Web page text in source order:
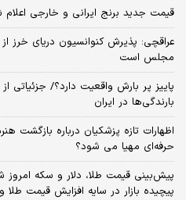
قیمت جدید برنج ایرانی و خارجی
عراقچی: پذیرش کنوانسیون دریای خرز
مجلس است
پاییز پر بارش واقعیت دارد؟/ جزئیاتی از
بارندگی‌ها در ایران
اظهارات تازه پزشکیان درباره بازگشت
حرفه‌ای مهیا می شود؟
پیچیده بازار در سایه افزایش قیمت طلا